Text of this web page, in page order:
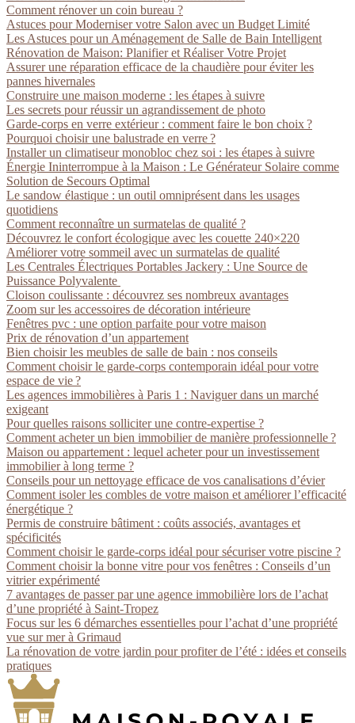
Comment rénover un coin bureau ?
Astuces pour Moderniser votre Salon avec un Budget Limité
Les Astuces pour un Aménagement de Salle de Bain Intelligent
Rénovation de Maison: Planifier et Réaliser Votre Projet
Assurer une réparation efficace de la chaudière pour éviter les
pannes hivernales
Construire une maison moderne : les étapes à suivre
Les secrets pour réussir un agrandissement de photo
Garde-corps en verre extérieur : comment faire le bon choix ?
Pourquoi choisir une balustrade en verre ?
Installer un climatiseur monobloc chez soi : les étapes à suivre
Énergie Ininterrompue à la Maison : Le Générateur Solaire comme
Solution de Secours Optimal
Le sandow élastique : un outil omniprésent dans les usages
quotidiens
Comment reconnaître un surmatelas de qualité ?
Découvrez le confort écologique avec les couette 240×220
Améliorer votre sommeil avec un surmatelas de qualité
Les Centrales Électriques Portables Jackery : Une Source de
Puissance Polyvalente
Cloison coulissante : découvrez ses nombreux avantages
Zoom sur les accessoires de décoration intérieure
Fenêtres pvc : une option parfaite pour votre maison
Prix de rénovation d’un appartement
Bien choisir les meubles de salle de bain : nos conseils
Comment choisir le garde-corps contemporain idéal pour votre
espace de vie ?
Les agences immobilières à Paris 1 : Naviguer dans un marché
exigeant
Pour quelles raisons solliciter une contre-expertise ?
Comment acheter un bien immobilier de manière professionnelle ?
Maison ou appartement : lequel acheter pour un investissement
immobilier à long terme ?
Conseils pour un nettoyage efficace de vos canalisations d’évier
Comment isoler les combles de votre maison et améliorer l’efficacité
énergétique ?
Permis de construire bâtiment : coûts associés, avantages et
spécificités
Comment choisir le garde-corps idéal pour sécuriser votre piscine ?
Comment choisir la bonne vitre pour vos fenêtres : Conseils d’un
vitrier expérimenté
7 avantages de passer par une agence immobilière lors de l’achat
d’une propriété à Saint-Tropez
Focus sur les 6 démarches essentielles pour l’achat d’une propriété
vue sur mer à Grimaud
La rénovation de votre jardin pour profiter de l’été : idées et conseils
pratiques